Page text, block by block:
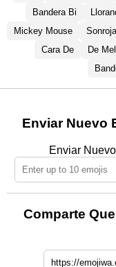
Bandera Bi
Mickey Mouse
Cara De
De
Enviar Nuevo
Enviar
Comparte